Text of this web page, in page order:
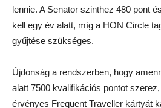
lennie. A Senator szinthez 480 pont
kell egy év alatt, míg a HON Circle
gyűjtése szükséges.
Újdonság a rendszerben, hogy
alatt 7500 kvalifikációs pontot
érvényes Frequent Traveller kártyát